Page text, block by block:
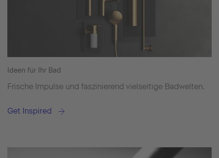
Ideen für Ihr Bad
Frische Impulse und faszinierend vielseitige Badwelten.
Get Inspired